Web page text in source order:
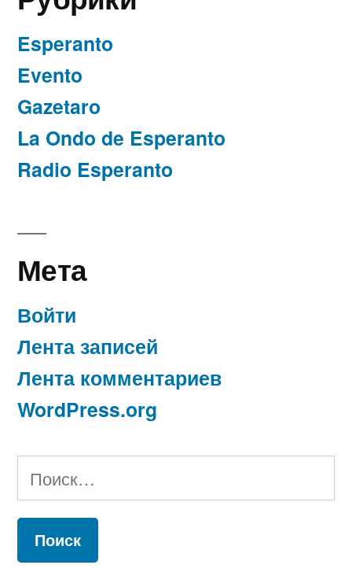
Esperanto
Evento
Gazetaro
La Ondo de Esperanto
Radio Esperanto
Мета
Войти
Лента записей
Лента комментариев
WordPress.org
Найти: